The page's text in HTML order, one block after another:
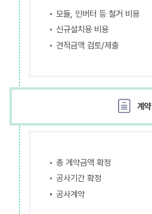
모듈, 인버터 등 철거 비용
신규설치용 비용
견적금액 검토/제출
계약
총 계약금액 확정
공사기간 확정
공사계약